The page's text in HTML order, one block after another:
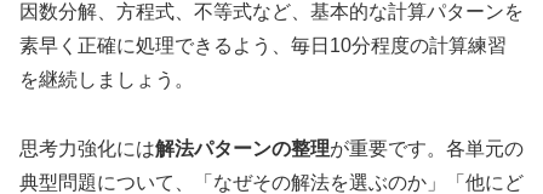
因数分解、方程式、不等式など、基本的な計算パターンを
素早く正確に処理できるよう、毎日10分程度の計算練習
を継続しましょう。
思考力強化には解法パターンの整理が重要です。各単元の
典型問題について、「なぜその解法を選ぶのか」「他にど